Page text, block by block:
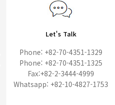
Let's Talk
Phone: +82-70-4351-1329
Phone: +82-70-4351-1325
Fax:+82-2-3444-4999
Whatsapp: +82-10-4827-1753